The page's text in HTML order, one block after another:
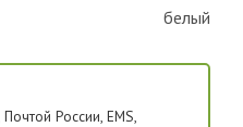
белый
России, EMS,